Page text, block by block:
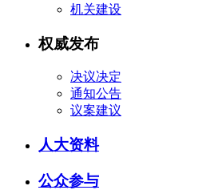
机关建设
权威发布
决议决定
通知公告
议案建议
人大资料
公众参与